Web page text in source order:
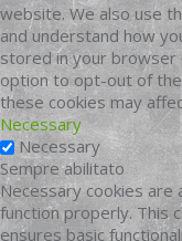
website. We also use
and understand how
stored in your browser
option to opt-out of
these cookies may
Necessary
Necessary
Sempre abilitato
Necessary cookies
function properly. This
ensures basic